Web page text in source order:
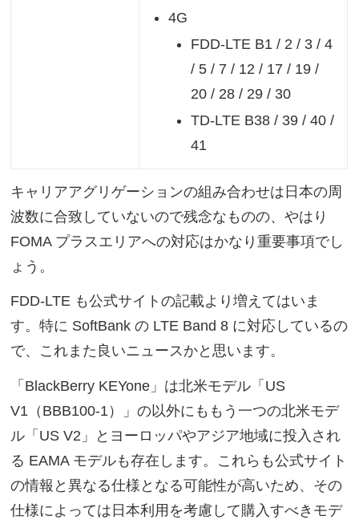
4G
FDD-LTE B1 / 2 / 3 / 4
/ 5 / 7 / 12 / 17 / 19 /
20 / 28 / 29 / 30
TD-LTE B38 / 39 / 40 /
41
キャリアアグリゲーションの組み合わせは日本の周
波数に合致していないので残念なものの、やはり
FOMA プラスエリアへの対応はかなり重要事項でし
ょう。
FDD-LTE も公式サイトの記載より増えてはいま
す。特に SoftBank の LTE Band 8 に対応しているの
で、これまた良いニュースかと思います。
「BlackBerry KEYone」は北米モデル「US
V1（BBB100-1）」の以外にももう一つの北米モデ
ル「US V2」とヨーロッパやアジア地域に投入され
る EAMA モデルも存在します。これらも公式サイト
の情報と異なる仕様となる可能性が高いため、その
仕様によっては日本利用を考慮して購入すべきモデ